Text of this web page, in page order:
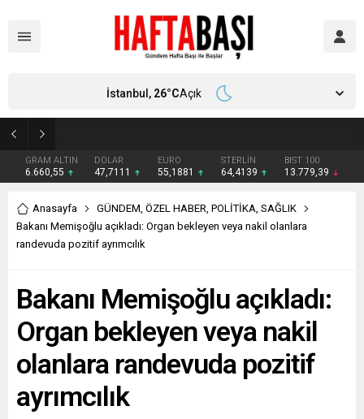
GRAM ALTIN
6.660,55
DOLAR
47,7111
EURO
55,1881
STERLİN
64,4139
BIST 100
13.779,39
İstanbul, 26°CAçık
Anasayfa GÜNDEM, ÖZEL HABER, POLİTİKA, SAĞLIK
Bakanı Memişoğlu açıkladı: Organ bekleyen veya nakil olanlara
randevuda pozitif ayrımcılık
Bakanı Memişoğlu açıkladı:
Organ bekleyen veya nakil
olanlara randevuda pozitif
ayrımcılık